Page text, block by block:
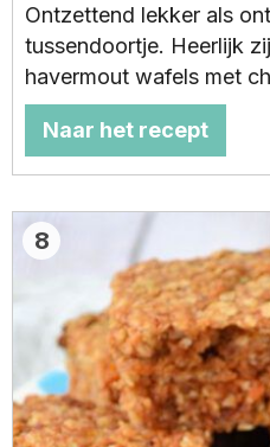
Ontzettend lekker als
tussendoortje. Heerlijk
havermout wafels met
Naar het recept
8